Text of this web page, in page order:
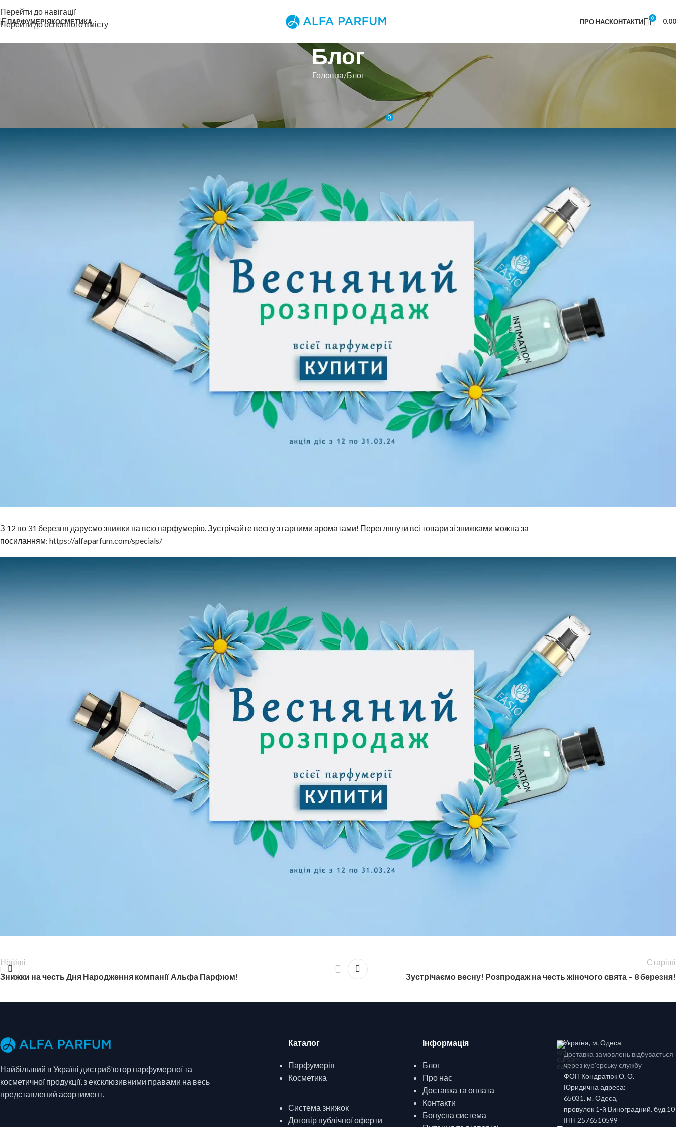
Перейти до навігації
Перейти до основного вмісту
ПАРФУМЕРІЯКОСМЕТИКА ПРО НАСКОНТАКТИ 0 0.00
Блог
Головна Блог
БЛОГ
Весняні знижки на всі парфуми!
Увімкнено 12 Березня, 2024 0
З 12 по 31 березня даруємо знижки на всю парфумерію. Зустрічайте весну з гарними ароматами! Переглянути всі товари зі знижками можна за
посиланням: https://alfaparfum.com/specials/
Новіші
Знижки на честь Дня Народження компанії Альфа Парфюм!
Старіші
Зустрічаємо весну! Розпродаж на честь жіночого свята – 8 березня!
Найбільший в Україні дистриб'ютор парфумерної та
косметичної продукції, з ексклюзивними правами на весь
представлений асортимент.
Каталог
Парфумерія
Косметика
Система знижок
Договір публічної оферти
Інформація
Блог
Про нас
Доставка та оплата
Контакти
Бонусна система
Україна, м. Одеса
Доставка замовлень відбувається
через кур'єрську службу
ФОП Кондратюк О. О.
Юридична адреса:
65031, м. Одеса,
провулок 1-й Виноградний, буд.10
ІНН 2576510599